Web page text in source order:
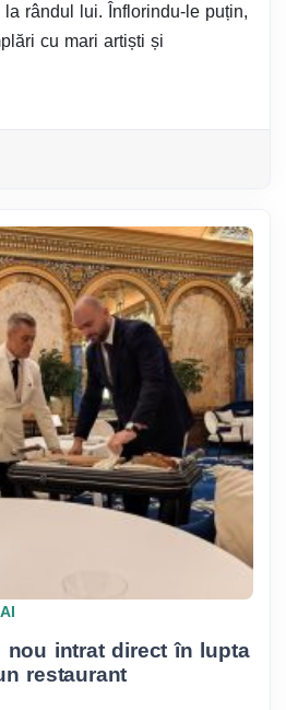
la rândul lui. Înflorindu-le puțin,
cu mari artiști și
nou intrat direct în lupta
restaurant